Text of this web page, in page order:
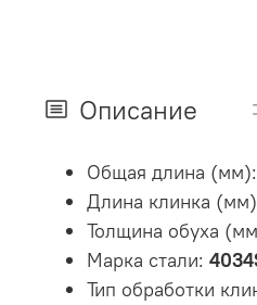
Описание
Общая длина (мм):
Длина клинка
Толщина обуха
Марка стали:
Тип обработки